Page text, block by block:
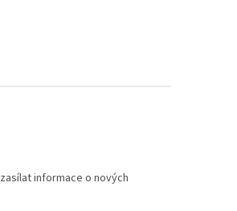
informace o nových